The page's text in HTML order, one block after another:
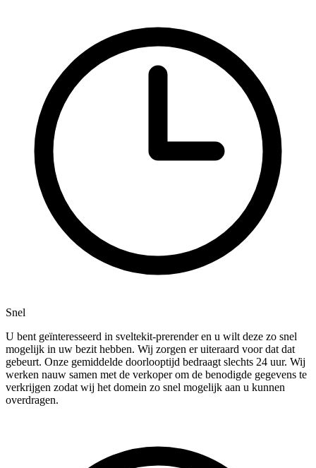
Snel
U bent geïnteresseerd in sveltekit-prerender en u wilt deze zo snel
mogelijk in uw bezit hebben. Wij zorgen er uiteraard voor dat dat
gebeurt. Onze gemiddelde doorlooptijd bedraagt slechts 24 uur. Wij
werken nauw samen met de verkoper om de benodigde gegevens te
verkrijgen zodat wij het domein zo snel mogelijk aan u kunnen
overdragen.